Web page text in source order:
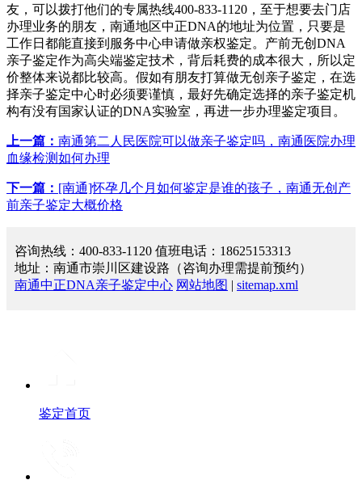
友，可以拨打他们的专属热线400-833-1120，至于想要去门店
办理业务的朋友，南通地区中正DNA的地址为位置，只要是
工作日都能直接到服务中心申请做亲权鉴定。产前无创DNA
亲子鉴定作为高尖端鉴定技术，背后耗费的成本很大，所以定
价整体来说都比较高。假如有朋友打算做无创亲子鉴定，在选
择亲子鉴定中心时必须要谨慎，最好先确定选择的亲子鉴定机
构有没有国家认证的DNA实验室，再进一步办理鉴定项目。
上一篇： 南通第二人民医院可以做亲子鉴定吗，南通医院办理
血缘检测如何办理
下一篇： [南通]怀孕几个月如何鉴定是谁的孩子，南通无创产
前亲子鉴定大概价格
咨询热线：400-833-1120 值班电话：18625153313
地址：南通市崇川区建设路（咨询办理需提前预约）
南通中正DNA亲子鉴定中心 网站地图 | sitemap.xml
鉴定首页